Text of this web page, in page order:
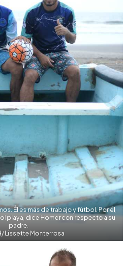
Él es más de trabajo y fútbol. Por él,
playa, dice Homer con respecto a su
padre.
Lissette Monterrosa